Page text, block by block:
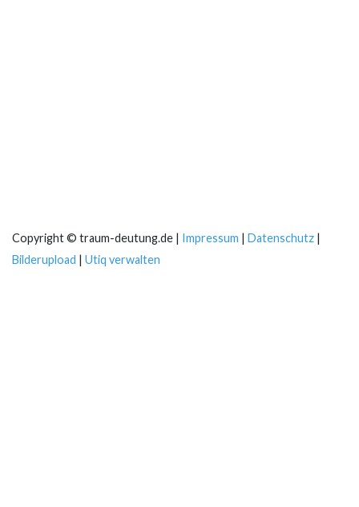
Copyright © traum-deutung.de | Impressum | Datenschutz |
Bilderupload | Utiq verwalten